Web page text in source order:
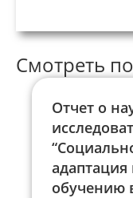
Смотреть
Отчет о
адаптация
обучению